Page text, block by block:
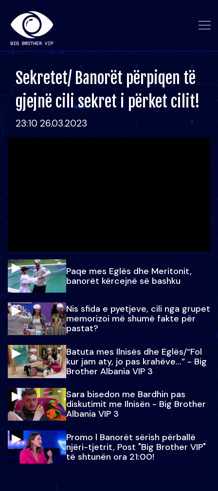
Sekretet/ Banorët përpiqen të
gjejnë cili sekret i përket cilit!
23:10 26.03.2023
Paqe mes Eglës dhe Meritonit,
banorët kërcejnë së bashku
Nis sfida e pyetjeve, cili nga grupet
memorizoi më shumë fakte për
pastat?
Batuta mes Ilnisës dhe Eglës/“Fol
kur jam aty, jo pas krahëve…” - Big
Brother Albania VIP 3
Sara bisedon me Bardhin pas
diskutimit me Ilnisën - Big Brother
Albania VIP 3
Promo l Banorët sërish përballë
njëri-tjetrit, Post "Big Brother VIP"
të shtunën ora 21:00!